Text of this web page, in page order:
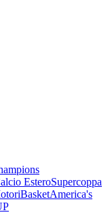
EsteroSupercoppa
BasketAmerica's